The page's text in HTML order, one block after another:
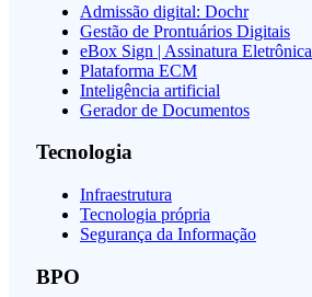
Admissão digital: Dochr
Gestão de Prontuários Digitais
eBox Sign | Assinatura Eletrônica
Plataforma ECM
Inteligência artificial
Gerador de Documentos
Tecnologia
Infraestrutura
Tecnologia própria
Segurança da Informação
BPO